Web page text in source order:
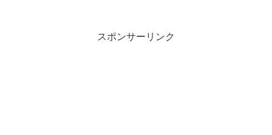
スポンサーリンク